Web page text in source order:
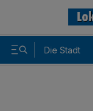
Die Stadt